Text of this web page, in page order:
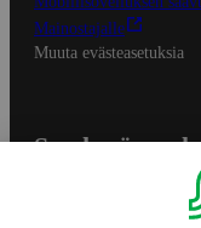
Mainostajalle
Muuta evästeasetuksia
S-ryhmän